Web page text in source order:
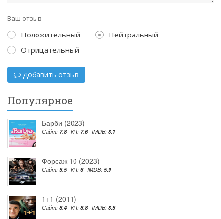
Ваш отзыв
Положительный
Нейтральный
Отрицательный
Добавить отзыв
Популярное
Барби (2023)
Сайт: 7.8 КП: 7.6 IMDB: 8.1
Форсаж 10 (2023)
Сайт: 5.5 КП: 6 IMDB: 5.9
1+1 (2011)
Сайт: 8.4 КП: 8.8 IMDB: 8.5